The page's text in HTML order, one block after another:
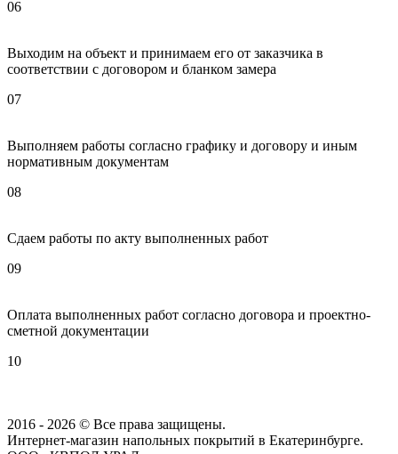
06
Выходим на объект и принимаем его от заказчика в
соответствии с договором и бланком замера
07
Выполняем работы согласно графику и договору и иным
нормативным документам
08
Сдаем работы по акту выполненных работ
09
Оплата выполненных работ согласно договора и проектно-
сметной документации
10
2016 - 2026 © Все права защищены.
Интернет-магазин напольных покрытий в Екатеринбурге.